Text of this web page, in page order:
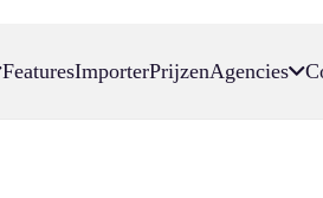
FeaturesImporterPrijzenAgencies